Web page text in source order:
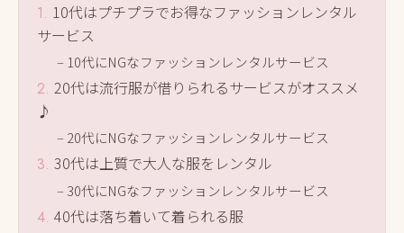
10代はプチプラでお得なファッションレンタル
サービス
10代にNGなファッションレンタルサービス
20代は流行服が借りられるサービスがオススメ
♪
20代にNGなファッションレンタルサービス
30代は上質で大人な服をレンタル
30代にNGなファッションレンタルサービス
40代は落ち着いて着られる服